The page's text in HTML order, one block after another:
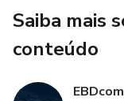
Saiba mais
conteúdo